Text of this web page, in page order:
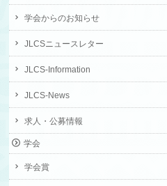
学会からのお知らせ
JLCSニュースレター
JLCS-Information
JLCS-News
求人・公募情報
学会
学会賞